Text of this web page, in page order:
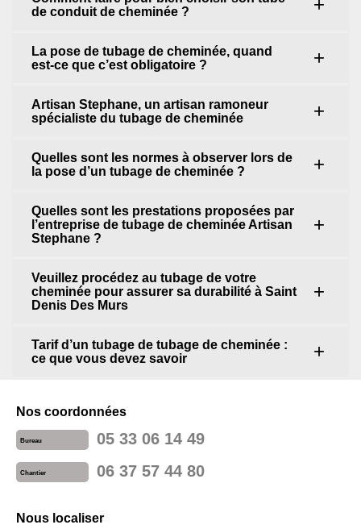
de conduit de cheminée ?
La pose de tubage de cheminée, quand
est-ce que c’est obligatoire ?
Artisan Stephane, un artisan ramoneur
spécialiste du tubage de cheminée
Quelles sont les normes à observer lors de
la pose d’un tubage de cheminée ?
Quelles sont les prestations proposées par
l’entreprise de tubage de cheminée Artisan
Stephane ?
Veuillez procédez au tubage de votre
cheminée pour assurer sa durabilité à Saint
Denis Des Murs
Tarif d’un tubage de tubage de cheminée :
ce que vous devez savoir
Nos coordonnées
Bureau 05 33 06 14 49
Chantier 06 37 57 44 80
Nous localiser